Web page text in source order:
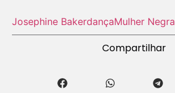
Josephine BakerdançaMulher Negra
Compartilhar